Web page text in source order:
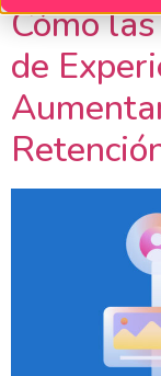
Cómo
de